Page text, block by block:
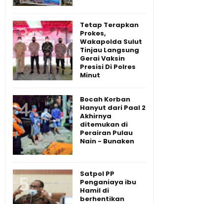
Tetap Terapkan
Prokes,
Wakapolda Sulut
Tinjau Langsung
Gerai Vaksin
Presisi Di Polres
Minut
Bocah Korban
Hanyut dari Paal 2
Akhirnya
ditemukan di
Perairan Pulau
Nain - Bunaken
Satpol PP
Penganiaya ibu
Hamil di
berhentikan